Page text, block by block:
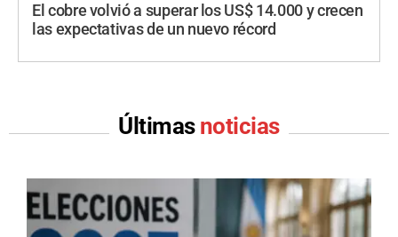
El cobre volvió a superar los US$ 14.000 y crecen
las expectativas de un nuevo récord
Últimas noticias